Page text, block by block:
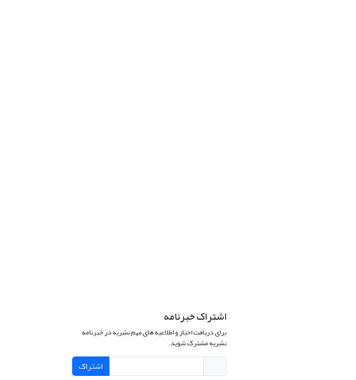
اشتراک خبرنامه
برای دریافت اخبار و اطلاعیه های مهم نشریه در خبرنامه
نشریه مشترک شوید.
اشتراک